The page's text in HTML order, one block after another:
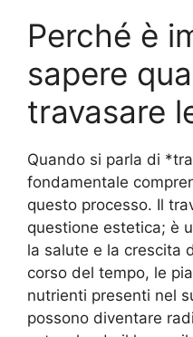
Perché è
sapere
travasare
Quando si parla di
fondamentale
questo processo. Il
questione estetica; è
la salute e la crescita
corso del tempo, le
nutrienti presenti nel
possono diventare